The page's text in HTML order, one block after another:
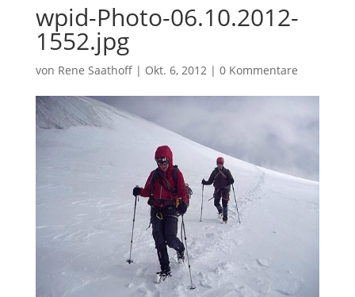
wpid-Photo-06.10.2012-
1552.jpg
von Rene Saathoff| Okt. 6, 2012| 0 Kommentare